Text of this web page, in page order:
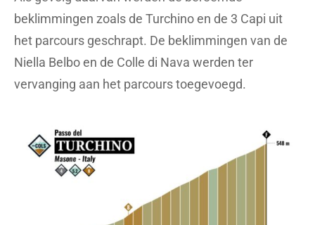
beklimmingen zoals de Turchino en de 3 Capi uit
het parcours geschrapt. De beklimmingen van de
Niella Belbo en de Colle di Nava werden ter
vervanging aan het parcours toegevoegd.